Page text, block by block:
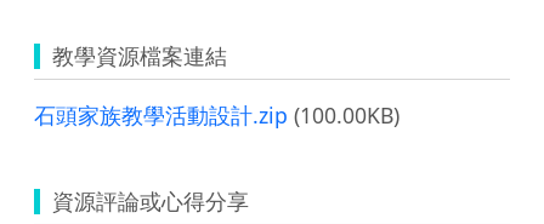
教學資源檔案連結
石頭家族教學活動設計.zip (100.00KB)
資源評論或心得分享